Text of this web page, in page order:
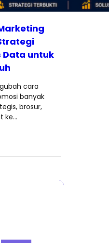
Data untuk
cara
banyak
brosur,
ke…